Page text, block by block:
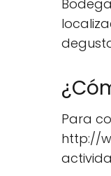
Para
http://